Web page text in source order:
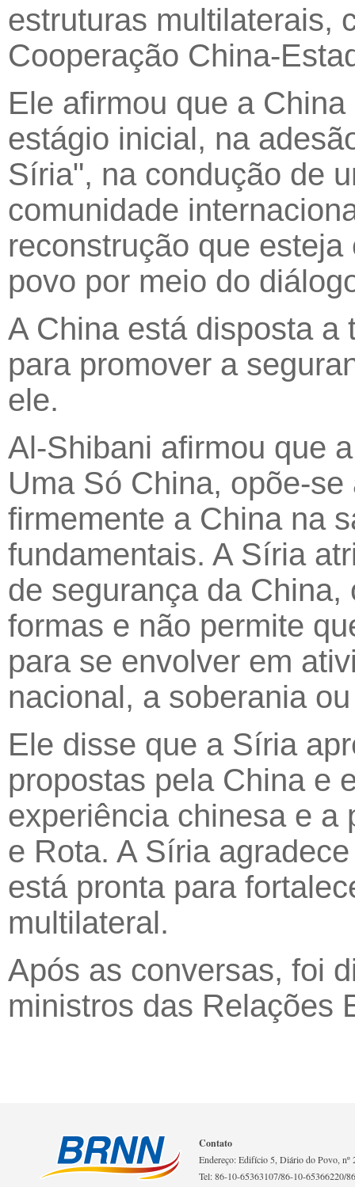
estruturas multilaterais,
Cooperação China-
Ele afirmou que a
estágio inicial, na
Síria", na condução de
comunidade
reconstrução que
povo por meio do
A China está disposta a
para promover a
ele.
Al-Shibani afirmou que
Uma Só China, opõe-
firmemente a China na
fundamentais. A Síria
de segurança da
formas e não permite
para se envolver em
nacional, a soberania
Ele disse que a Síria
propostas pela China e
experiência chinesa e a
e Rota. A Síria
está pronta para
multilateral.
Após as conversas, foi
ministros das Relações
Contato
Endereço: Edifício 5, Diário do Povo,
Tel: 86-10-65363107/86-10-65366220/